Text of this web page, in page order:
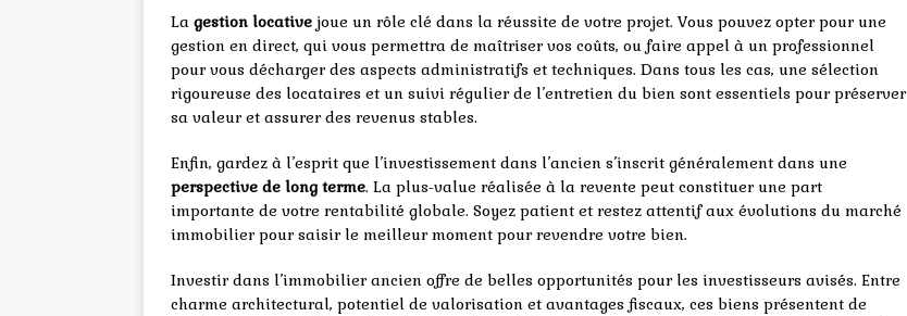
La gestion locative joue un rôle clé dans la réussite de votre projet. Vous pouvez opter pour une
gestion en direct, qui vous permettra de maîtriser vos coûts, ou faire appel à un professionnel
pour vous décharger des aspects administratifs et techniques. Dans tous les cas, une sélection
rigoureuse des locataires et un suivi régulier de l’entretien du bien sont essentiels pour préserver
sa valeur et assurer des revenus stables.
Enfin, gardez à l’esprit que l’investissement dans l’ancien s’inscrit généralement dans une
perspective de long terme. La plus-value réalisée à la revente peut constituer une part
importante de votre rentabilité globale. Soyez patient et restez attentif aux évolutions du marché
immobilier pour saisir le meilleur moment pour revendre votre bien.
Investir dans l’immobilier ancien offre de belles opportunités pour les investisseurs avisés. Entre
charme architectural, potentiel de valorisation et avantages fiscaux, ces biens présentent de